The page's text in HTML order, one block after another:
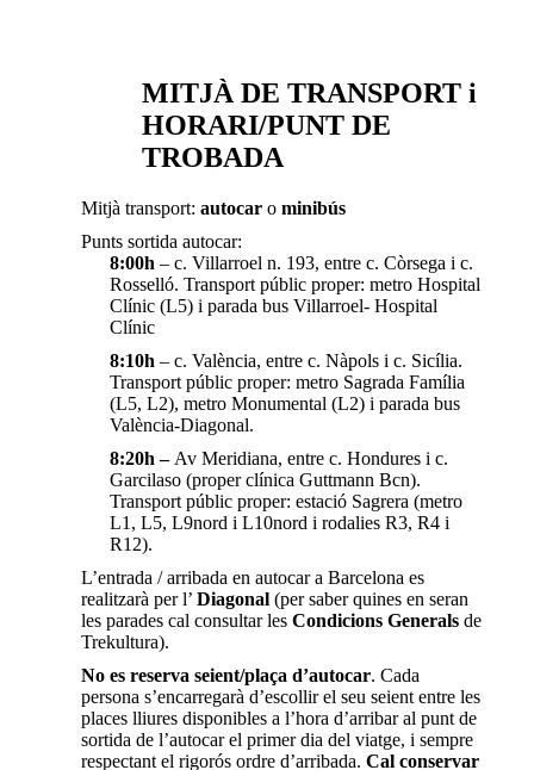
MITJÀ DE TRANSPORT i
HORARI/PUNT DE
TROBADA
Mitjà transport: autocar o minibús
Punts sortida autocar:
8:00h – c. Villarroel n. 193, entre c. Còrsega i c.
Rosselló. Transport públic proper: metro Hospital
Clínic (L5) i parada bus Villarroel- Hospital
Clínic
8:10h – c. València, entre c. Nàpols i c. Sicília.
Transport públic proper: metro Sagrada Família
(L5, L2), metro Monumental (L2) i parada bus
València-Diagonal.
8:20h – Av Meridiana, entre c. Hondures i c.
Garcilaso (proper clínica Guttmann Bcn).
Transport públic proper: estació Sagrera (metro
L1, L5, L9nord i L10nord i rodalies R3, R4 i
R12).
L’entrada / arribada en autocar a Barcelona es
realitzarà per l’ Diagonal (per saber quines en seran
les parades cal consultar les Condicions Generals de
Trekultura).
No es reserva seient/plaça d’autocar. Cada
persona s’encarregarà d’escollir el seu seient entre les
places lliures disponibles a l’hora d’arribar al punt de
sortida de l’autocar el primer dia del viatge, i sempre
respectant el rigorós ordre d’arribada. Cal conservar